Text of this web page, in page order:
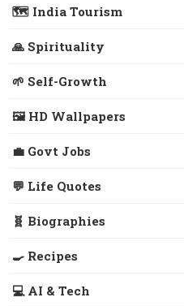
🗺️ India Tourism
🙏 Spirituality
🌱 Self-Growth
🖼️ HD Wallpapers
💼 Govt Jobs
💬 Life Quotes
🧬 Biographies
🍳 Recipes
💻 AI & Tech